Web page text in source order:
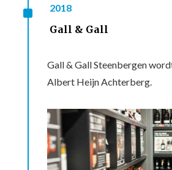
^ 2018
Gall & Gall
Gall & Gall Steenbergen
Albert Heijn Achterberg.